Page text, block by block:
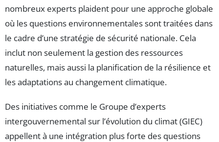
nombreux experts plaident pour une approche globale
où les questions environnementales sont traitées dans
le cadre d’une stratégie de sécurité nationale. Cela
inclut non seulement la gestion des ressources
naturelles, mais aussi la planification de la résilience et
les adaptations au changement climatique.
Des initiatives comme le Groupe d’experts
intergouvernemental sur l’évolution du climat (GIEC)
appellent à une intégration plus forte des questions